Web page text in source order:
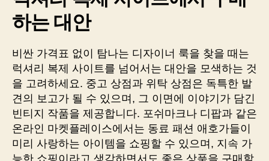
하는 대안
비싼 가격표 없이 탐나는 디자이너 룩을 찾을 때는
럭셔리 복제 사이트를 넘어서는 대안을 모색하는 것
을 고려하세요. 중고 상점과 위탁 상점은 독특한 발
견의 보고가 될 수 있으며, 그 이면에 이야기가 담긴
빈티지 작품을 제공합니다. 포쉬마크나 디팝과 같은
온라인 마켓플레이스에서는 동료 패션 애호가들이
미리 사랑하는 아이템을 쇼핑할 수 있으며, 지속 가
능한 쇼핑이라고 생각하면서도 좋은 상품을 구매할